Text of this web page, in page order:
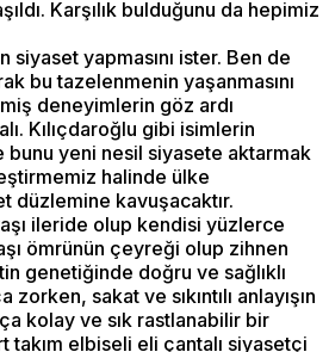
Karşılık bulduğunu da hepimiz
yapmasını ister. Ben de
bu tazelenmenin yaşanmasını
deneyimlerin göz ardı
Kılıçdaroğlu gibi isimlerin
yeni nesil siyasete aktarmak
halinde ülke
düzlemine kavuşacaktır.
ileride olup kendisi yüzlerce
ömrünün çeyreği olup zihnen
genetiğinde doğru ve sağlıklı
sakat ve sıkıntılı anlayışın
kolay ve sık rastlanabilir bir
takım elbiseli eli çantalı siyasetçi